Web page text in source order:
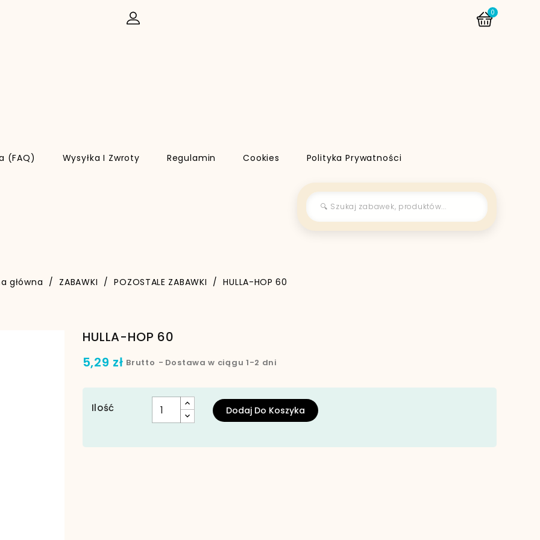
0
(FAQ) Wysyłka I Zwroty Regulamin Cookies Polityka Prywatności
główna ZABAWKI POZOSTALE ZABAWKI HULLA-HOP 60
HULLA-HOP 60
5,29 zł Brutto Dostawa w ciągu 1-2 dni
Ilość Dodaj Do Koszyka